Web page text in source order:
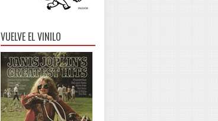
VUELVE EL VINILO